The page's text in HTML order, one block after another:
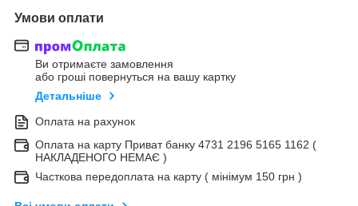
Умови оплати
Ви отримаєте замовлення
або гроші повернуться на вашу картку
Детальніше
Оплата на рахунок
Оплата на карту Приват банку 4731 2196 5165 1162 (
НАКЛАДЕНОГО НЕМАЄ )
Часткова передоплата на карту ( мінімум 150 грн )